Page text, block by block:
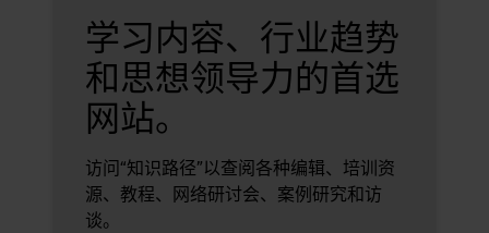
学习内容、行业趋势
和思想领导力的首选
网站。
访问“知识路径”以查阅各种编辑、培训资
源、教程、网络研讨会、案例研究和访
谈。